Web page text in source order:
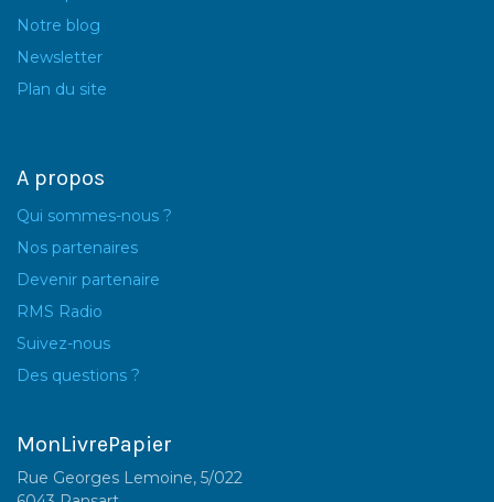
Notre blog
Newsletter
Plan du site
A propos
Qui sommes-nous ?
Nos partenaires
Devenir partenaire
RMS Radio
Suivez-nous
Des questions ?
MonLivrePapier
Rue Georges Lemoine, 5/022